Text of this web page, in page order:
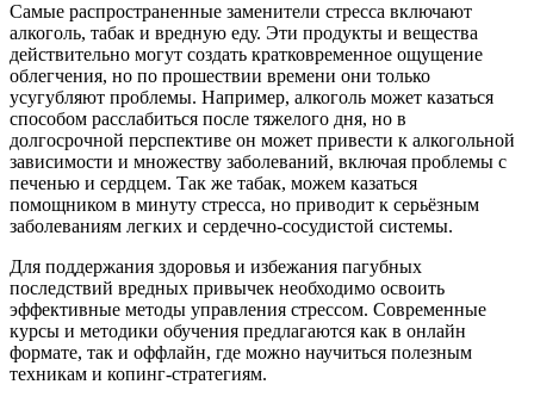
Самые распространенные заменители стресса включают
алкоголь, табак и вредную еду. Эти продукты и вещества
действительно могут создать кратковременное ощущение
облегчения, но по прошествии времени они только
усугубляют проблемы. Например, алкоголь может казаться
способом расслабиться после тяжелого дня, но в
долгосрочной перспективе он может привести к алкогольной
зависимости и множеству заболеваний, включая проблемы с
печенью и сердцем. Так же табак, можем казаться
помощником в минуту стресса, но приводит к серьёзным
заболеваниям легких и сердечно-сосудистой системы.
Для поддержания здоровья и избежания пагубных
последствий вредных привычек необходимо освоить
эффективные методы управления стрессом. Современные
курсы и методики обучения предлагаются как в онлайн
формате, так и оффлайн, где можно научиться полезным
техникам и копинг-стратегиям.